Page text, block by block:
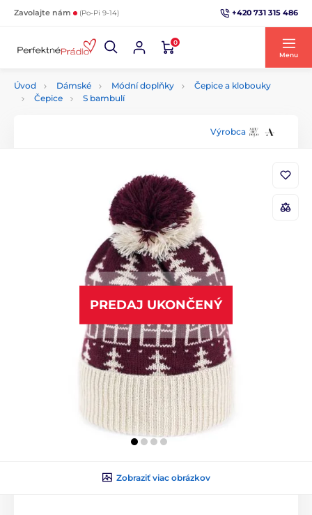
Zavolajte nám (Po-Pi 9-14) +420 731 315 486
0
Menu
Úvod Dámské Módní doplňky
Čepice a klobouky
Čepice
S bambulí
Výrobca
PREDAJ UKONČENÝ
Zobraziť viac obrázkov